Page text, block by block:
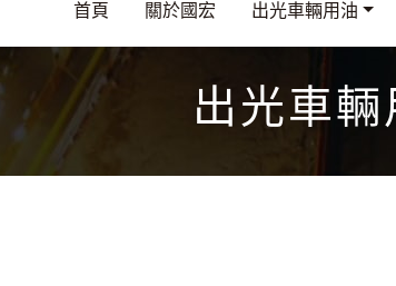
首頁 關於國宏 出光車輛用油
出光車